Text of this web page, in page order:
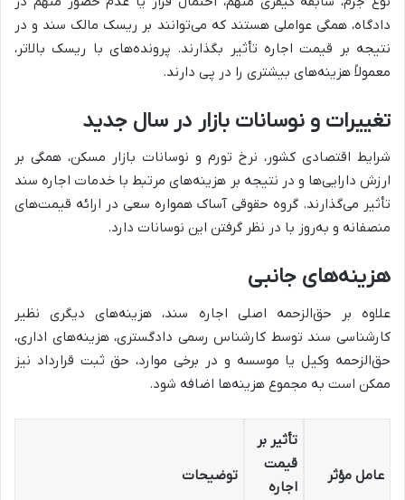
دادگاه، همگی عواملی هستند که می‌توانند بر ریسک مالک سند و در
نتیجه بر قیمت اجاره تأثیر بگذارند. پرونده‌های با ریسک بالاتر،
معمولاً هزینه‌های بیشتری را در پی دارند.
تغییرات و نوسانات بازار در سال جدید
شرایط اقتصادی کشور، نرخ تورم و نوسانات بازار مسکن، همگی بر
ارزش دارایی‌ها و در نتیجه بر هزینه‌های مرتبط با خدمات اجاره سند
تأثیر می‌گذارند. گروه حقوقی آساک همواره سعی در ارائه قیمت‌های
منصفانه و به‌روز با در نظر گرفتن این نوسانات دارد.
هزینه‌های جانبی
علاوه بر حق‌الزحمه اصلی اجاره سند، هزینه‌های دیگری نظیر
کارشناسی سند توسط کارشناس رسمی دادگستری، هزینه‌های اداری،
حق‌الزحمه وکیل یا موسسه و در برخی موارد، حق ثبت قرارداد نیز
ممکن است به مجموع هزینه‌ها اضافه شود.
عامل مؤثر
تأثیر بر
قیمت
اجاره
توضیحات